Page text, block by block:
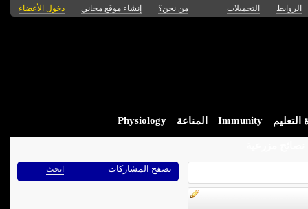
الروابط التحميلات من نحن؟ إنشاء موقع مجاني دخول الأعضاء
التعليم Immunity المناعة Physiology
تصفح المشاركات ابحث